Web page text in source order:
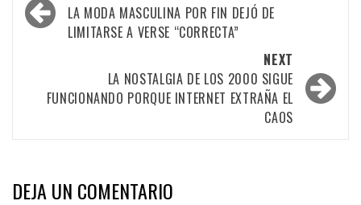
LA MODA MASCULINA POR FIN DEJÓ DE
LIMITARSE A VERSE “CORRECTA”
NEXT
LA NOSTALGIA DE LOS 2000 SIGUE
FUNCIONANDO PORQUE INTERNET EXTRAÑA EL
CAOS
DEJA UN COMENTARIO